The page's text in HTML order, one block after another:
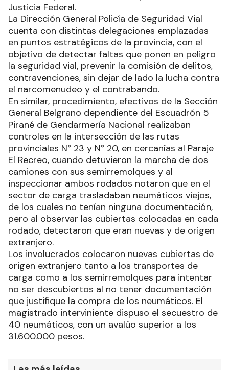
Justicia Federal.
La Dirección General Policía de Seguridad Vial
cuenta con distintas delegaciones emplazadas
en puntos estratégicos de la provincia, con el
objetivo de detectar faltas que ponen en peligro
la seguridad vial, prevenir la comisión de delitos,
contravenciones, sin dejar de lado la lucha contra
el narcomenudeo y el contrabando.
En similar, procedimiento, efectivos de la Sección
General Belgrano dependiente del Escuadrón 5
Pirané de Gendarmería Nacional realizaban
controles en la intersección de las rutas
provinciales N° 23 y N° 20, en cercanías al Paraje
El Recreo, cuando detuvieron la marcha de dos
camiones con sus semirremolques y al
inspeccionar ambos rodados notaron que en el
sector de carga trasladaban neumáticos viejos,
de los cuales no tenían ninguna documentación,
pero al observar las cubiertas colocadas en cada
rodado, detectaron que eran nuevas y de origen
extranjero.
Los involucrados colocaron nuevas cubiertas de
origen extranjero tanto a los transportes de
carga como a los semirremolques para intentar
no ser descubiertos al no tener documentación
que justifique la compra de los neumáticos. El
magistrado interviniente dispuso el secuestro de
40 neumáticos, con un avalúo superior a los
31.600.000 pesos.